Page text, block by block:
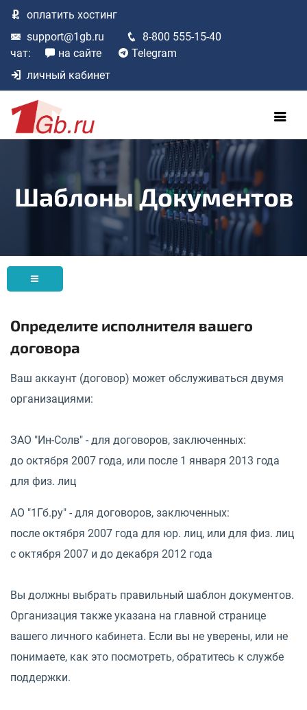
оплатить хостинг
support@1gb.ru
8-800 555-15-40
чат:
на сайте
Telegram
личный кабинет
Шаблоны Документов
Определите исполнителя вашего
договора
Ваш аккаунт (договор) может обслуживаться двумя
организациями:
ЗАО "Ин-Солв" - для договоров, заключенных:
до октября 2007 года, или после 1 января 2013 года
для физ. лиц
АО "1Гб.ру" - для договоров, заключенных:
после октября 2007 года для юр. лиц, или для физ. лиц
с октября 2007 и до декабря 2012 года
Вы должны выбрать правильный шаблон документов.
Организация также указана на главной странице
вашего личного кабинета. Если вы не уверены, или не
понимаете, как это посмотреть, обратитесь к службе
поддержки.